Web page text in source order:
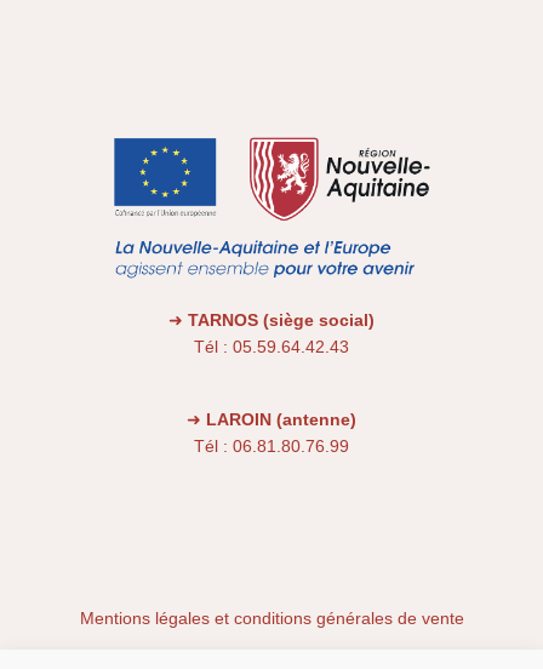
➜ TARNOS (siège social)
Tél : 05.59.64.42.43
➜ LAROIN (antenne)
Tél : 06.81.80.76.99
Mentions légales et conditions générales de vente